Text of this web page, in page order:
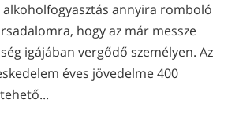
alkoholfogyasztás annyira romboló
hogy az már messze
igájában vergődő személyen. Az
éves jövedelme 400